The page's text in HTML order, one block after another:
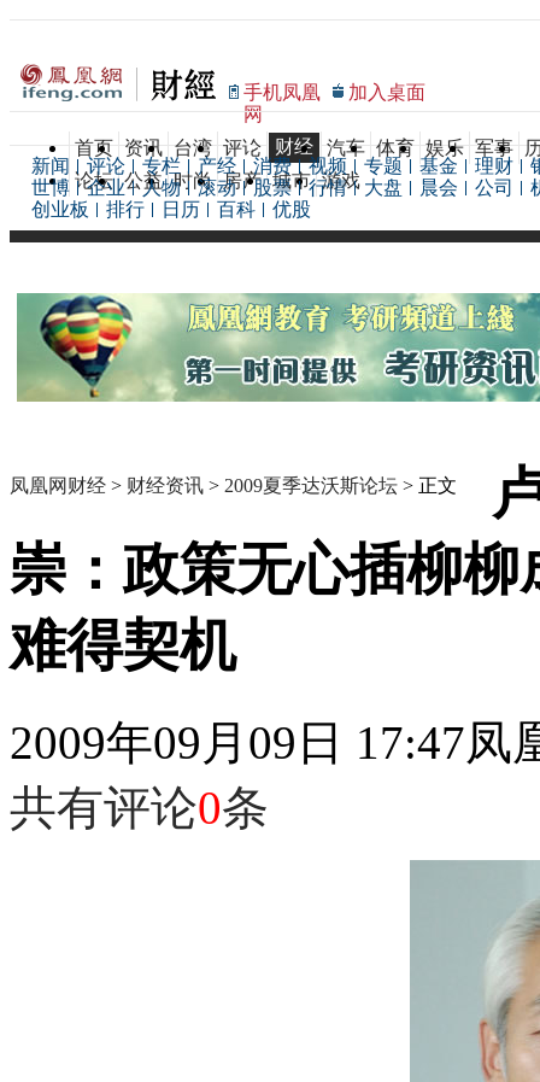
手机凤凰
网
加入桌面
首页 资讯 台湾 评论 财经 汽车 体育 娱乐 军事
论坛 公益 时尚 房产 城市 游戏
新闻 评论 专栏 产经 消费 视频 专题 基金 理财
世博
企业 人物 滚动 股票 行情 大盘 晨会 公司
创业板
排行 日历 百科 优股
凤凰网财经 > 财经资讯 > 2009夏季达沃斯论坛 > 正文
崇：政策无心插柳
难得契机
2009年09月09日 17:47凤
共有评论0条